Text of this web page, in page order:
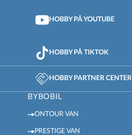
HOBBY PÅ YOUTUBE
HOBBY PÅ TIKTOK
HOBBY PARTNER CENTER
BYBOBIL
ONTOUR VAN
PRESTIGE VAN